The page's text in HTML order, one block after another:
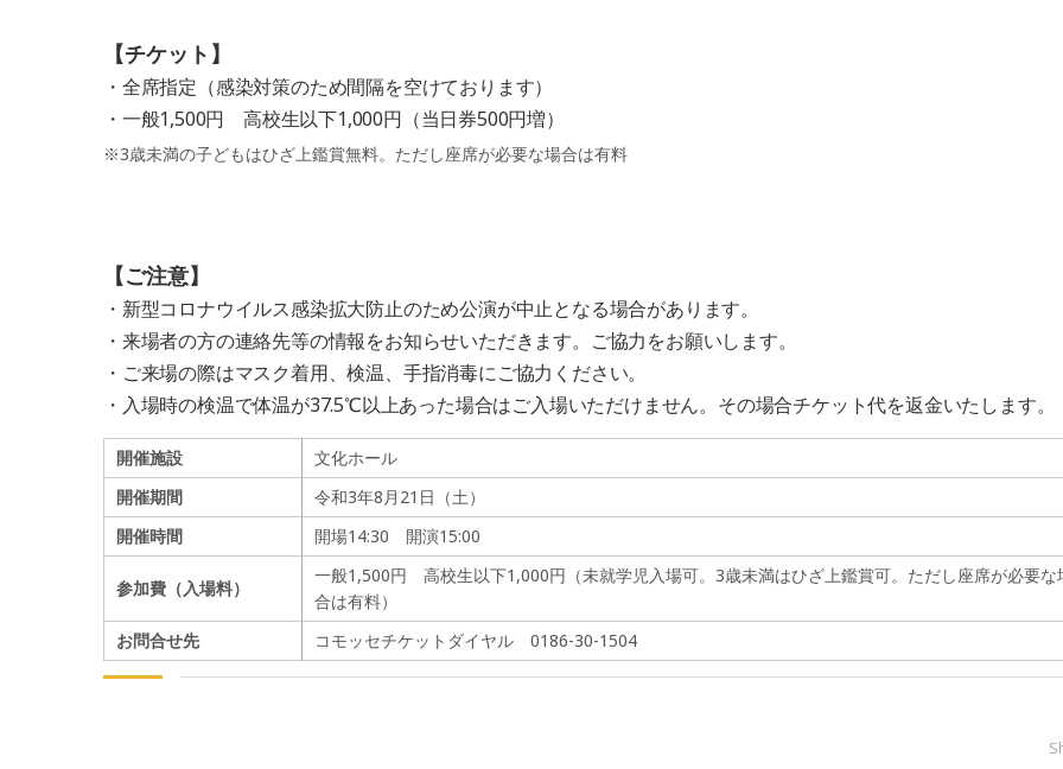
【チケット】
・全席指定（感染対策のため間隔を空けております）
・一般1,500円 高校生以下1,000円（当日券500円増）
※3歳未満の子どもはひざ上鑑賞無料。ただし座席が必要な場合は有料
【ご注意】
・新型コロナウイルス感染拡大防止のため公演が中止となる場合があります。
・来場者の方の連絡先等の情報をお知らせいただきます。ご協力をお願いします。
・ご来場の際はマスク着用、検温、手指消毒にご協力ください。
・入場時の検温で体温が37.5℃以上あった場合はご入場いただけません。その場合チケット代を返金いたします。
開催施設
文化ホール
開催期間
令和3年8月21日（土）
開催時間
開場14:30 開演15:00
参加費（入場料）
一般1,500円 高校生以下1,000円（未就学児入場可。3歳未満はひざ上鑑賞可。ただし座席が必要な
合は有料）
お問合せ先
コモッセチケットダイヤル 0186-30-1504